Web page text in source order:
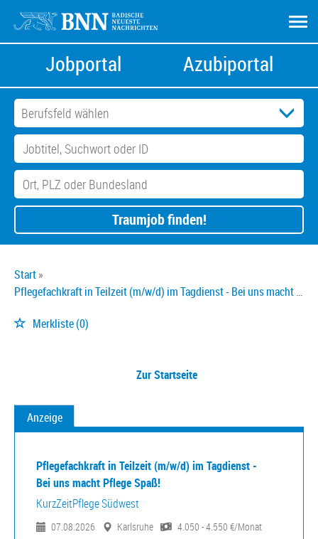
Jobportal Azubiportal
Traumjob finden!
Start
Pflegefachkraft in Teilzeit (m/w/d) im Tagdienst - Bei uns macht Pflege Spaß!
Merkliste(0)
Zur Startseite
Anzeige
Pflegefachkraft in Teilzeit (m/w/d) im Tagdienst -
Bei uns macht Pflege Spaß!
KurzZeitPflege Südwest
07.08.2026 Karlsruhe 4.050 - 4.550 €/Monat